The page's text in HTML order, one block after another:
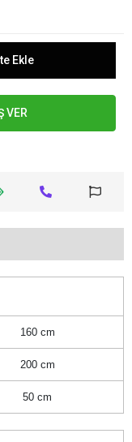
Ekle
VER
160 cm
200 cm
50 cm